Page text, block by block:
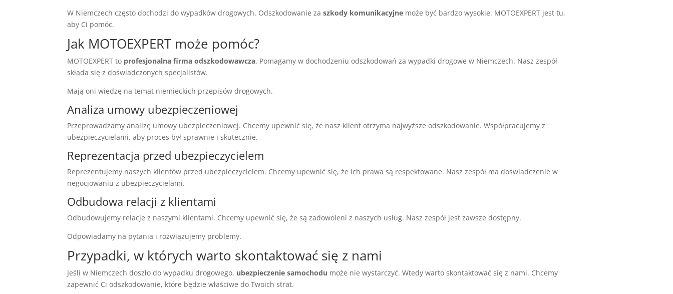
W Niemczech często dochodzi do wypadków drogowych. Odszkodowanie zaszkody komunikacyjne może być bardzo wysokie. MOTOEXPERT jest tu,
aby Ci pomóc.
Jak MOTOEXPERT może pomóc?
MOTOEXPERT to profesjonalna firma odszkodowawcza. Pomagamy w dochodzeniu odszkodowań za wypadki drogowe w Niemczech. Nasz zespół
składa się z doświadczonych specjalistów.
Mają oni wiedzę na temat niemieckich przepisów drogowych.
Analiza umowy ubezpieczeniowej
Przeprowadzamy analizę umowy ubezpieczeniowej. Chcemy upewnić się, że nasz klient otrzyma najwyższe odszkodowanie. Współpracujemy z
ubezpieczycielami, aby proces był sprawnie i skutecznie.
Reprezentacja przed ubezpieczycielem
Reprezentujemy naszych klientów przed ubezpieczycielem. Chcemy upewnić się, że ich prawa są respektowane. Nasz zespół ma doświadczenie w
negocjowaniu z ubezpieczycielami.
Odbudowa relacji z klientami
Odbudowujemy relacje z naszymi klientami. Chcemy upewnić się, że są zadowoleni z naszych usług. Nasz zespół jest zawsze dostępny.
Odpowiadamy na pytania i rozwiązujemy problemy.
Przypadki, w których warto skontaktować się z nami
Jeśli w Niemczech doszło do wypadku drogowego, ubezpieczenie samochodu może nie wystarczyć. Wtedy warto skontaktować się z nami. Chcemy
zapewnić Ci odszkodowanie, które będzie właściwe do Twoich strat.